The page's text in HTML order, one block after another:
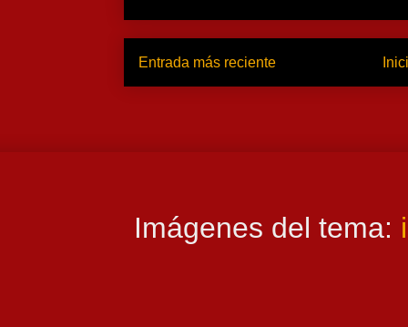
Entrada más reciente
Imágenes del tema: